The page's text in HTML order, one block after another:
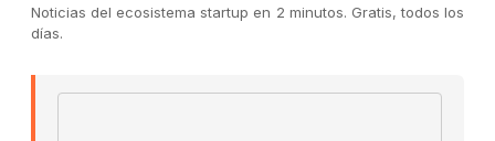
Publicidad
Noticias del ecosistema startup en 2 minutos. Gratis, todos los
días.